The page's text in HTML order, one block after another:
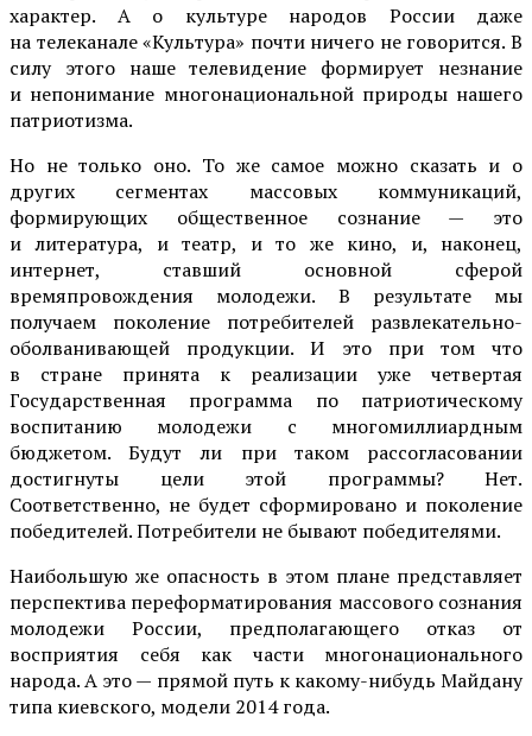
характер. А о культуре народов России даже
на телеканале «Культура» почти ничего не говорится. В
силу этого наше телевидение формирует незнание
и непонимание многонациональной природы нашего
патриотизма.
Но не только оно. То же самое можно сказать и о
других сегментах массовых коммуникаций,
формирующих общественное сознание — это
и литература, и театр, и то же кино, и, наконец,
интернет, ставший основной сферой
времяпровождения молодежи. В результате мы
получаем поколение потребителей развлекательно-
оболванивающей продукции. И это при том что
в стране принята к реализации уже четвертая
Государственная программа по патриотическому
воспитанию молодежи с многомиллиардным
бюджетом. Будут ли при таком рассогласовании
достигнуты цели этой программы? Нет.
Соответственно, не будет сформировано и поколение
победителей. Потребители не бывают победителями.
Наибольшую же опасность в этом плане представляет
перспектива переформатирования массового сознания
молодежи России, предполагающего отказ от
восприятия себя как части многонационального
народа. А это — прямой путь к какому-нибудь Майдану
типа киевского, модели 2014 года.